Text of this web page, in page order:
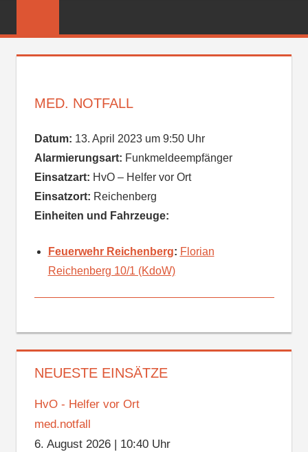
FEUERWEHR
MED. NOTFALL
Datum: 13. April 2023 um 9:50 Uhr
Alarmierungsart: Funkmeldeempfänger
Einsatzart: HvO – Helfer vor Ort
Einsatzort: Reichenberg
Einheiten und Fahrzeuge:
Feuerwehr Reichenberg: Florian
Reichenberg 10/1 (KdoW)
NEUESTE EINSÄTZE
HvO - Helfer vor Ort
med.notfall
6. August 2026| 10:40 Uhr